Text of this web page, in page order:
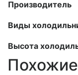
Производитель
Виды
Высота